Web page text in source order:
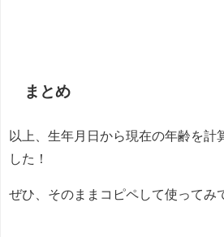
まとめ
以上、生年月日から現在の年齢を計
した！
ぜひ、そのままコピペして使ってみ